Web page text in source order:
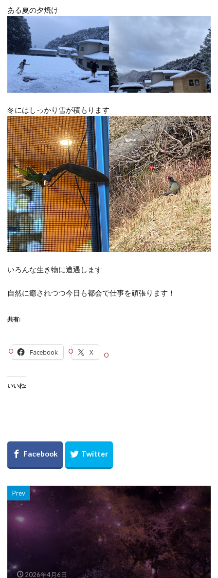
ある夏の夕焼け
冬にはしっかり雪が積もります
いろんな生き物に遭遇します
自然に癒されつつ今日も都会で仕事を頑張ります！
共有:
Facebook X
いいね:
Prev
2026年4月6日